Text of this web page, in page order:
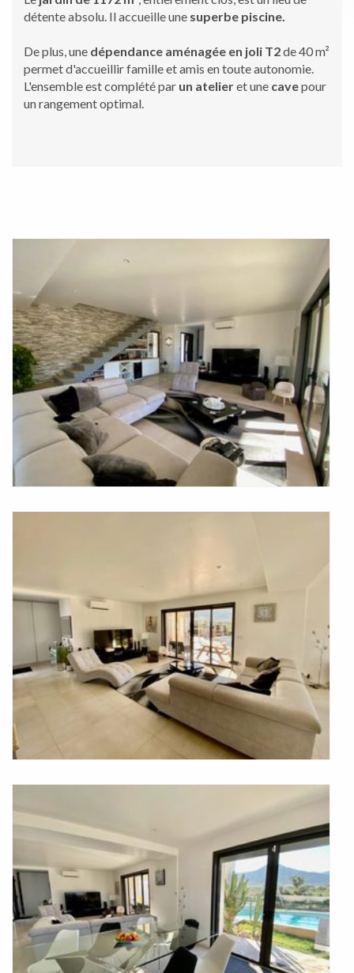
détente absolu. Il accueille une superbe piscine.
De plus, une dépendance aménagée en joli T2de 40 m²
permet d'accueillir famille et amis en toute autonomie.
L'ensemble est complété par un atelieret une cavepour
un rangement optimal.